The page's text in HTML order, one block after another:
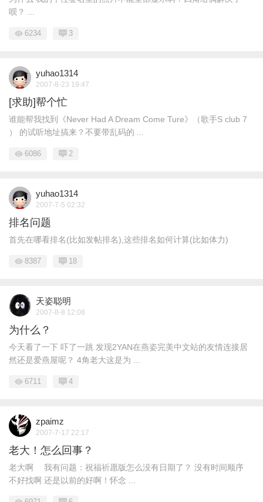
呗？ ...
6234 3
yuhao1314
2007-8-23 19:47
[求助]帮个忙
谁能帮我找到《Never Had A Dream Come Ture》（歌手S club 7
） 的试听地址搞来？不要带乱码的 ...
6086 2
yuhao1314
2007-7-5 02:32
排名问题
首先在哪看排名(比如发帖排名),这些排名如何计算(比如体力)
8387 18
天姿聪明
2007-8-8 12:08
为什么？
今天看了一下 吓了一跳 发现2YAN在燕姿完美中文站的友情连接居
然还是爱燕屋呢？ 4角老大这是为 ...
6711 4
zpaimz
2007-7-17 22:17
老大！怎么回事？
老大啊 我有问题：祝福祈愿版怎么没有日期了？ 没有时间顺序
不好找啊 还是以前的好啊！怀念 ...